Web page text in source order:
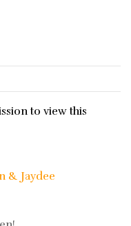
to view this
& Jaydee